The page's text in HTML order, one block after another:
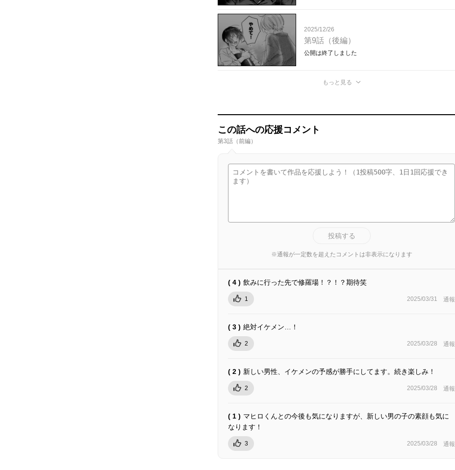
2025/12/26
第9話（後編）
公開は終了しました
もっと見る
この話への応援コメント
第3話（前編）
投稿する
※通報が一定数を超えたコメントは非表示になります
( 4 ) 飲みに行った先で修羅場！？！？期待笑
1 2025/03/31 通報
( 3 ) 絶対イケメン…！
2 2025/03/28 通報
( 2 ) 新しい男性、イケメンの予感が勝手にしてます。続き楽しみ！
2 2025/03/28 通報
( 1 ) マヒロくんとの今後も気になりますが、新しい男の子の素顔も気に
なります！
3 2025/03/28 通報